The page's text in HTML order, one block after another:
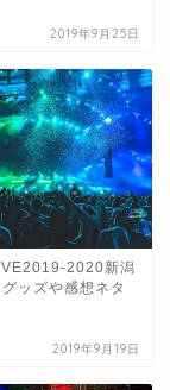
2019年9月25日
2020新潟
ッズや感想ネタ
2019年9月19日